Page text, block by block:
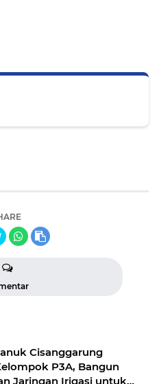
Cisanggarung
P3A, Bangun
Jaringan Irigasi untuk